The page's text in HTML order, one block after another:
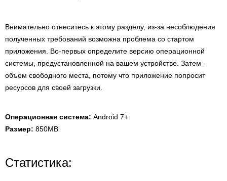
Внимательно отнеситесь к этому разделу, из-за несоблюдения
полученных требований возможна проблема со стартом
приложения. Во-первых определите версию операционной
системы, предустановленной на вашем устройстве. Затем -
объем свободного места, потому что приложение попросит
ресурсов для своей загрузки.
Операционная система: Android 7+
Размер: 850MB
Статистика: